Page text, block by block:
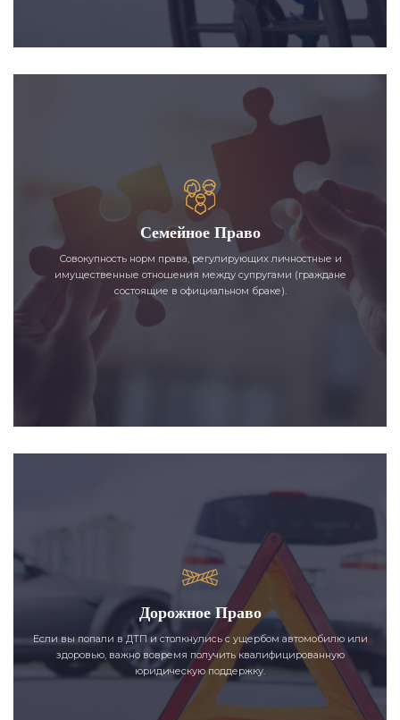
Семейное Право
Совокупность норм права, регулирующих личностные и
имущественные отношения между супругами (граждане
состоящие в официальном браке).
Дорожное Право
Если вы попали в ДТП и столкнулись с ущербом автомобилю или
здоровью, важно вовремя получить квалифицированную
юридическую поддержку.